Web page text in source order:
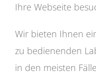
Ihre Webseite
Wir bieten Ihnen
zu bedienenden
in den meisten